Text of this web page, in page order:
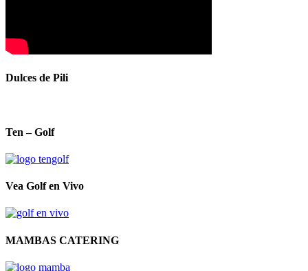
Dulces de Pili
Ten – Golf
Vea Golf en Vivo
MAMBAS CATERING